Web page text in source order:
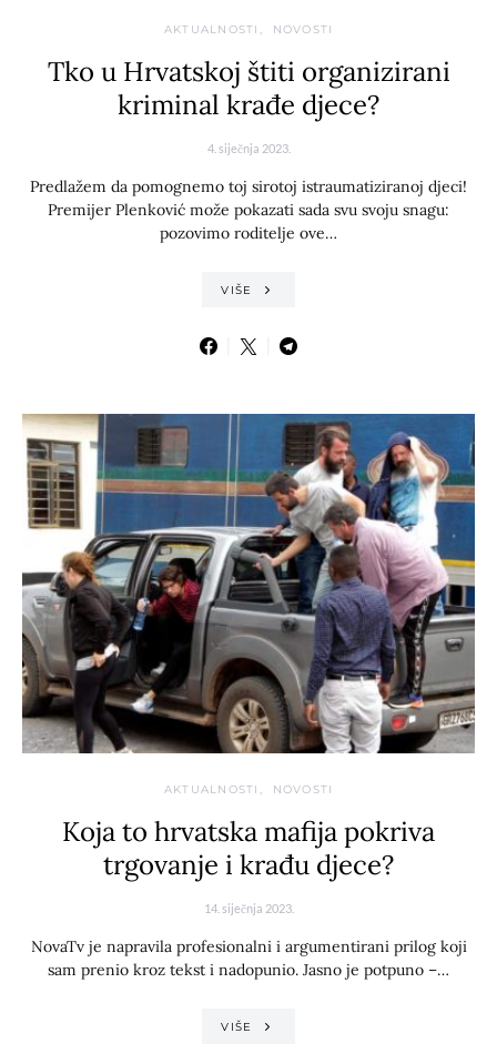
AKTUALNOSTI NOVOSTI
Tko u Hrvatskoj štiti organizirani
kriminal krađe djece?
4. siječnja 2023.
Predlažem da pomognemo toj sirotoj istraumatiziranoj djeci!
Premijer Plenković može pokazati sada svu svoju snagu:
pozovimo roditelje ove…
VIŠE
AKTUALNOSTI NOVOSTI
Koja to hrvatska mafija pokriva
trgovanje i krađu djece?
14. siječnja 2023.
NovaTv je napravila profesionalni i argumentirani prilog koji
sam prenio kroz tekst i nadopunio. Jasno je potpuno –…
VIŠE